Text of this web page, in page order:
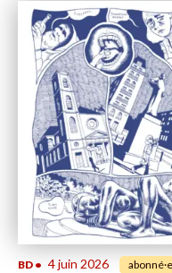
BD • 4 juin 2026